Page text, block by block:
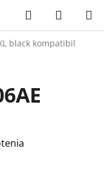
Hľadať
KOŠÍK
black kompatibil